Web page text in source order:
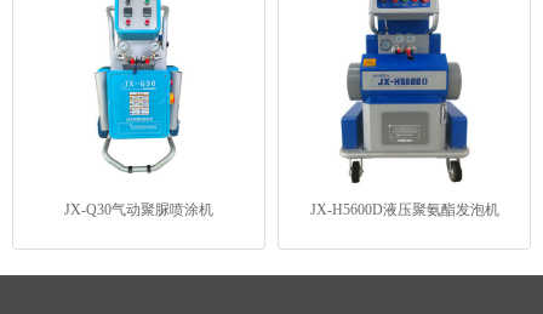
JX-Q30气动聚脲喷涂机 JX-H5600D液压聚氨酯发泡机